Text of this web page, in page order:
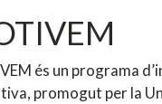
és un programa
promogut per la